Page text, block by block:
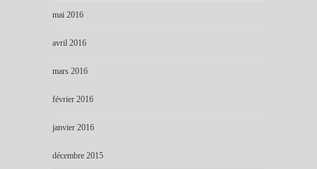
mai 2016
avril 2016
mars 2016
février 2016
janvier 2016
décembre 2015